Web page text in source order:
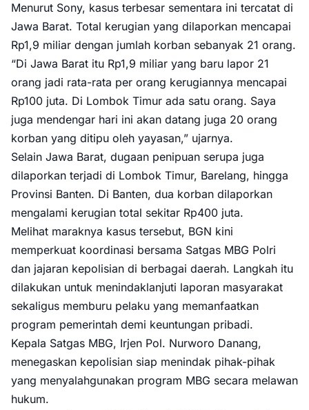
Menurut Sony, kasus terbesar sementara ini tercatat di
Jawa Barat. Total kerugian yang dilaporkan mencapai
Rp1,9 miliar dengan jumlah korban sebanyak 21 orang.
“Di Jawa Barat itu Rp1,9 miliar yang baru lapor 21
orang jadi rata-rata per orang kerugiannya mencapai
Rp100 juta. Di Lombok Timur ada satu orang. Saya
juga mendengar hari ini akan datang juga 20 orang
korban yang ditipu oleh yayasan,” ujarnya.
Selain Jawa Barat, dugaan penipuan serupa juga
dilaporkan terjadi di Lombok Timur, Barelang, hingga
Provinsi Banten. Di Banten, dua korban dilaporkan
mengalami kerugian total sekitar Rp400 juta.
Melihat maraknya kasus tersebut, BGN kini
memperkuat koordinasi bersama Satgas MBG Polri
dan jajaran kepolisian di berbagai daerah. Langkah itu
dilakukan untuk menindaklanjuti laporan masyarakat
sekaligus memburu pelaku yang memanfaatkan
program pemerintah demi keuntungan pribadi.
Kepala Satgas MBG, Irjen Pol. Nurworo Danang,
menegaskan kepolisian siap menindak pihak-pihak
yang menyalahgunakan program MBG secara melawan
hukum.